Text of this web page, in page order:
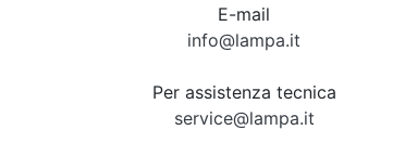
E-mail
info@lampa.it
Per assistenza tecnica
service@lampa.it